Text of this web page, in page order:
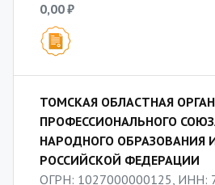
0,00 ₽
ТОМСКАЯ ОБЛАСТНАЯ
ПРОФЕССИОНАЛЬНОГО
НАРОДНОГО ОБРАЗОВАНИЯ
РОССИЙСКОЙ ФЕДЕРАЦИИ
ОГРН: 1027000000125, ИНН: